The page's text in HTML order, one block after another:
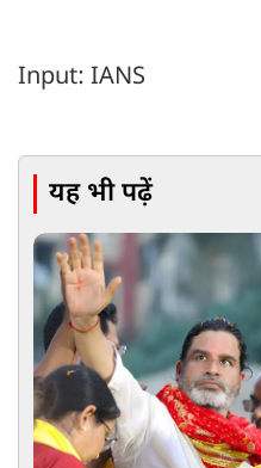
Input: IANS
यह भी पढ़ें